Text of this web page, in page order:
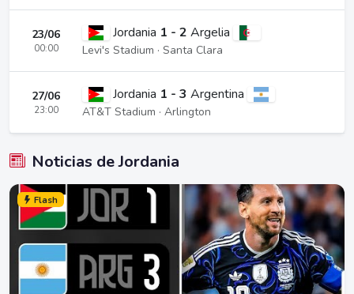
23/06
00:00
Jordania 1 - 2 Argelia
Levi's Stadium · Santa Clara
27/06
23:00
Jordania 1 - 3 Argentina
AT&T Stadium · Arlington
Noticias de Jordania
Flash